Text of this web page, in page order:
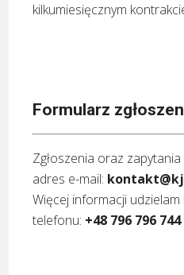
kilkumiesięcznym
Formularz
Zgłoszenia oraz
adres e-mail:
Więcej informacji
telefonu: +48 796 796 744